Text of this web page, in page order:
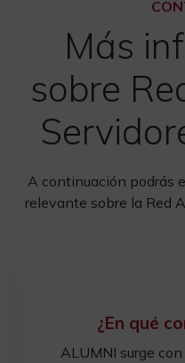
Más
sobre
A continuación podrás
relevante sobre la Red
¿En qué
ALUMNI surge